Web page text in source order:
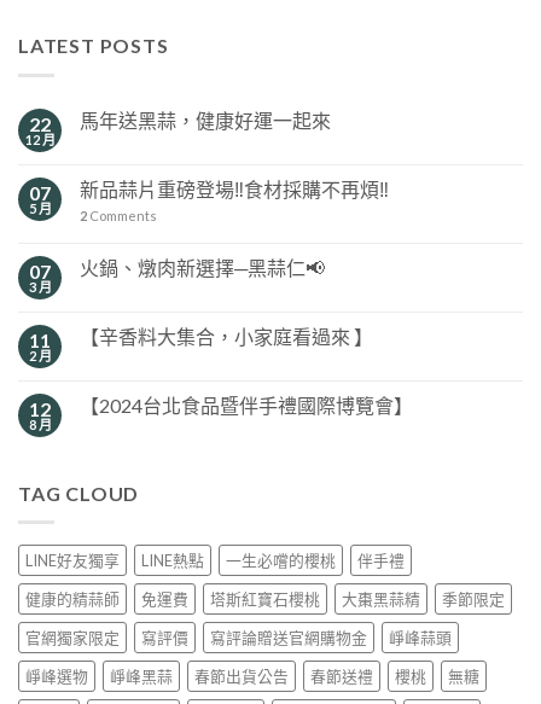
LATEST POSTS
22
12 月
馬年送黑蒜，健康好運一起來
07
5 月
新品蒜片重磅登場‼️食材採購不再煩‼️
2 Comments
07
3 月
火鍋、燉肉新選擇─黑蒜仁📢
11
2 月
【辛香料大集合，小家庭看過來 】
12
8 月
【2024台北食品暨伴手禮國際博覽會】
TAG CLOUD
LINE好友獨享 LINE熱點 一生必嚐的櫻桃
伴手禮
健康的精蒜師
免運費 塔斯紅寶石櫻桃 大棗黑蒜精
季節限定
官網獨家限定
寫評價 寫評論贈送官網購物金
崢峰蒜頭
崢峰選物
崢峰黑蒜 春節出貨公告 春節送禮 櫻桃
無糖